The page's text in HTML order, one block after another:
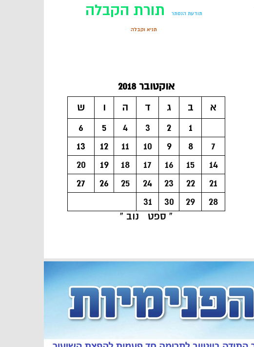
תודעת הנסתר תורת הקבלה
תניא וקבלה
אוקטובר 2018
א
ב ג ד ה ו
ש
1
2
3
4
5
6
7
8
9
10
11
12
13
14
15
16
17
18
19
20
21
22
23
24
25
26
27
28
29
30
31
« ספט
נוב »